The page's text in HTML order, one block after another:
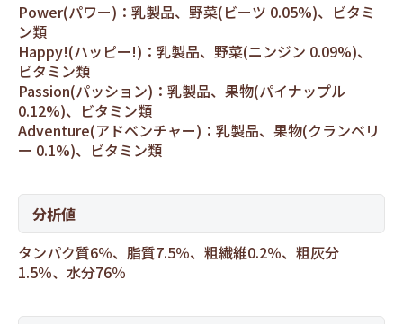
Power(パワー)：乳製品、野菜(ビーツ 0.05%)、ビタミ
ン類
Happy!(ハッピー!)：乳製品、野菜(ニンジン 0.09%)、
ビタミン類
Passion(パッション)：乳製品、果物(パイナップル
0.12%)、ビタミン類
Adventure(アドベンチャー)：乳製品、果物(クランベリ
ー 0.1%)、ビタミン類
分析値
タンパク質6％、脂質7.5％、粗繊維0.2％、粗灰分
1.5％、水分76％